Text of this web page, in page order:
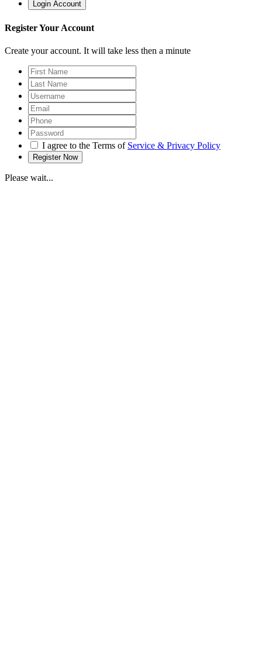
Register Your Account
Create your account. It will take less then a minute
I agree to the Terms of Service & Privacy Policy
Please wait...